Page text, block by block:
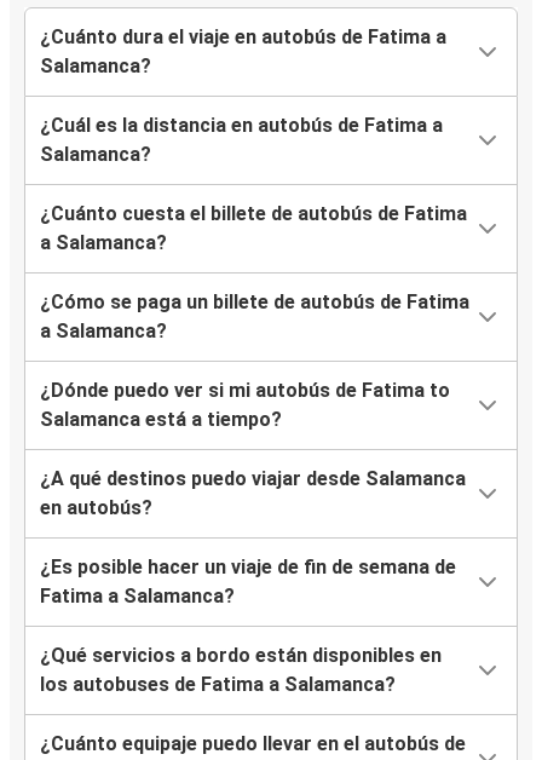
¿Cuánto dura el viaje en autobús de Fatima a
Salamanca?
¿Cuál es la distancia en autobús de Fatima a
Salamanca?
¿Cuánto cuesta el billete de autobús de Fatima
a Salamanca?
¿Cómo se paga un billete de autobús de Fatima
a Salamanca?
¿Dónde puedo ver si mi autobús de Fatima to
Salamanca está a tiempo?
¿A qué destinos puedo viajar desde Salamanca
en autobús?
¿Es posible hacer un viaje de fin de semana de
Fatima a Salamanca?
¿Qué servicios a bordo están disponibles en
los autobuses de Fatima a Salamanca?
¿Cuánto equipaje puedo llevar en el autobús de